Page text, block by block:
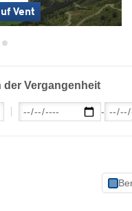
Vent
Vergangenheit
-